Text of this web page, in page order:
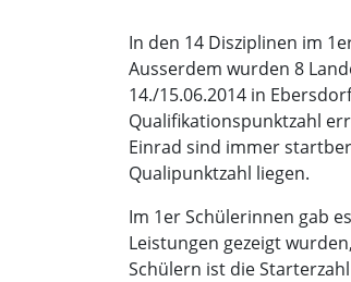
In den 14 Disziplinen im
Ausserdem wurden 8
14./15.06.2014 in
Qualifikationspunktzahl
Einrad sind immer
Qualipunktzahl liegen.
Im 1er Schülerinnen gab
Leistungen gezeigt
Schülern ist die